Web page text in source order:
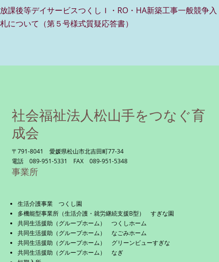
放課後等デイサービスつくしＩ・RO・HA新築工事一般競争入
札について（第５号様式質疑応答書）
社会福祉法人松山手をつなぐ育
成会
〒791-8041 愛媛県松山市北吉田町77-34
電話 089-951-5331 FAX 089-951-5348
事業所
生活介護事業 つくし園
多機能型事業所（生活介護・就労継続支援B型） すぎな園
共同生活援助（グループホーム） つくしホーム
共同生活援助（グループホーム） なごみホーム
共同生活援助（グループホーム） グリーンビューすぎな
共同生活援助（グループホーム） なぎ